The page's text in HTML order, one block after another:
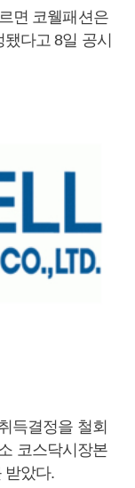
면 코웰패션은
다고 8일 공시
득결정을 철회
코스닥시장본
받았다.